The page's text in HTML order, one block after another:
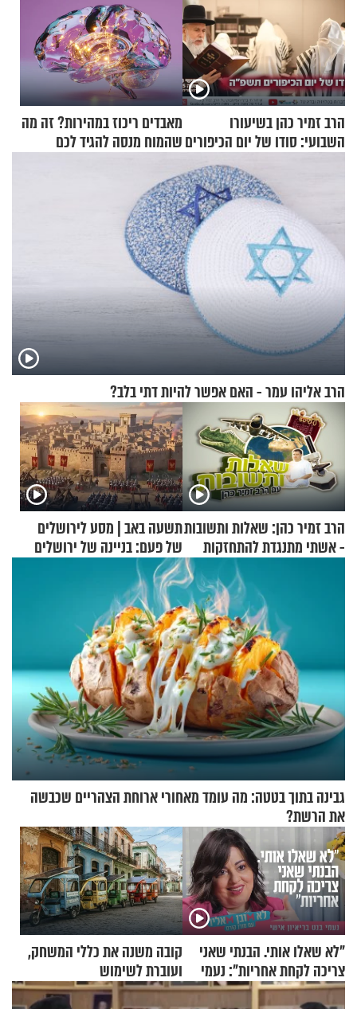
הרב זמיר כהן בשיעורו
השבועי: סודו של יום הכיפורים
מאבדים ריכוז במהירות? זה מה
שהמוח מנסה להגיד לכם
הרב אליהו עמר - האם אפשר להיות דתי בלב?
הרב זמיר כהן: שאלות ותשובות
- אשתי מתנגדת להתחזקות
תשעה באב | מסע לירושלים
של פעם: בניינה של ירושלים
גבינה בתוך בטטה: מה עומד מאחורי ארוחת הצהריים שכבשה
את הרשת?
"לא שאלו אותי. הבנתי שאני
צריכה לקחת אחריות": נעמי
בנט בריאיון אישי
קובה משנה את כללי המשחק,
ועוברת לשימוש
בתלת־אופנועים סולאריים